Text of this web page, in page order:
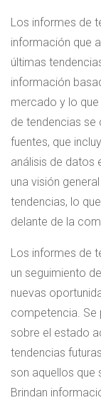
Los informes de
información que
últimas
información
mercado y lo
de tendencias se
fuentes, que
análisis de datos
una visión
tendencias, lo
delante de la
Los informes de
un seguimiento
nuevas
competencia. Se
sobre el estado
tendencias
son aquellos que
Brindan